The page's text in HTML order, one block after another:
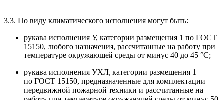
3.3. По виду климатического исполнения могут быть:
рукава исполнения У, категории размещения 1 по ГОСТ
15150, любого назначения, рассчитанные на работу при
температуре окружающей среды от минус 40 до 45 °С;
рукава исполнения УХЛ, категории размещения 1
по ГОСТ 15150, предназначенные для комплектации
передвижной пожарной техники и рассчитанные на